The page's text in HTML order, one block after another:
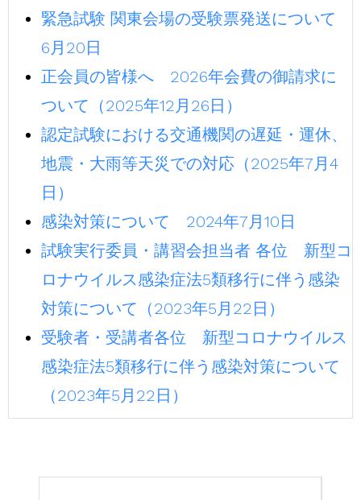
緊急試験 関東会場の受験票発送について
6月20日
正会員の皆様へ 2026年会費の御請求に
ついて（2025年12月26日）
認定試験における交通機関の遅延・運休、
地震・大雨等天災での対応（2025年7月4
日）
感染対策について 2024年7月10日
試験実行委員・講習会担当者 各位 新型コ
ロナウイルス感染症法5類移行に伴う感染
対策について（2023年5月22日）
受験者・受講者各位 新型コロナウイルス
感染症法5類移行に伴う感染対策について
（2023年5月22日）